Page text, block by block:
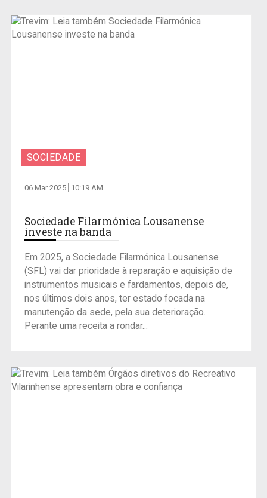
SOCIEDADE
06 Mar 2025 10:19 AM
Sociedade Filarmónica Lousanense
investe na banda
Em 2025, a Sociedade Filarmónica Lousanense
(SFL) vai dar prioridade à reparação e aquisição de
instrumentos musicais e fardamentos, depois de,
nos últimos dois anos, ter estado focada na
manutenção da sede, pela sua deterioração.
Perante uma receita a rondar...